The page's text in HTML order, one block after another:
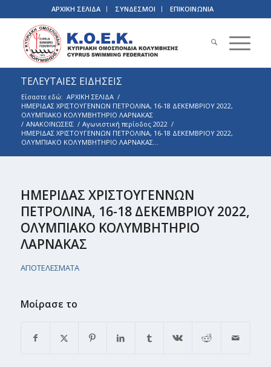
ΑΡΧΙΚΗ ΣΕΛΙΔΑ ΣΥΝΔΕΣΜΟΙ ΕΠΙΚΟΙΝΩΝΙΑ
ΤΕΛΕΥΤΑΙΕΣ ΕΙΔΗΣΕΙΣ
Είσαστε εδώ: ΑΡΧΙΚΗ ΣΕΛΙΔΑ /
ΗΜΕΡΙΔΑΣ ΧΡΙΣΤΟΥΓΕΝΝΩΝ ΠΕΤΡΟΛΙΝΑ, 16-18 ΔΕΚΕΜΒΡΙΟΥ 2022,
ΟΛΥΜΠΙΑΚΟ ΚΟΛΥΜΒΗΤΗΡΙΟ ΛΑΡΝΑΚΑΣ
/ ΑΝΑΚΟΙΝΩΣΕΙΣ / Αγωνιστική περίοδος 2022 /
ΗΜΕΡΙΔΑΣ ΧΡΙΣΤΟΥΓΕΝΝΩΝ ΠΕΤΡΟΛΙΝΑ, 16-18 ΔΕΚΕΜΒΡΙΟΥ 2022,
ΟΛΥΜΠΙΑΚΟ ΚΟΛΥΜΒΗΤΗΡΙΟ ΛΑΡΝΑΚΑΣ...
ΗΜΕΡΙΔΑΣ ΧΡΙΣΤΟΥΓΕΝΝΩΝ
ΠΕΤΡΟΛΙΝΑ, 16-18 ΔΕΚΕΜΒΡΙΟΥ 2022,
ΟΛΥΜΠΙΑΚΟ ΚΟΛΥΜΒΗΤΗΡΙΟ
ΛΑΡΝΑΚΑΣ
ΑΠΟΤΕΛΕΣΜΑΤΑ
Μοίρασε το